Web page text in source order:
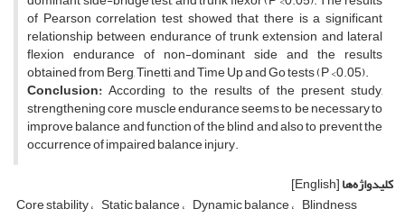
of Pearson correlation test showed that there is a significant
relationship between endurance of trunk extension and lateral
flexion endurance of non-dominant side and the results
obtained from Berg, Tinetti, and Time Up and Go tests (P <0.05).
Conclusion:According to the results of the present study,
strengthening core muscle endurance seems to be necessary to
improve balance and function of the blind and also to prevent the
occurrence of impaired balance injury.
کلیدواژه‌ها[English]
Core stability Static balance Dynamic balance Blindness